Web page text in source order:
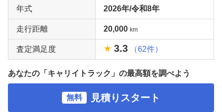
年式 2026年/令和8年
走行距離 20,000 km
査定満足度 3.3 （62件）
あなたの「キャリイトラック」の最高額を調べよう
無料 見積りスタート